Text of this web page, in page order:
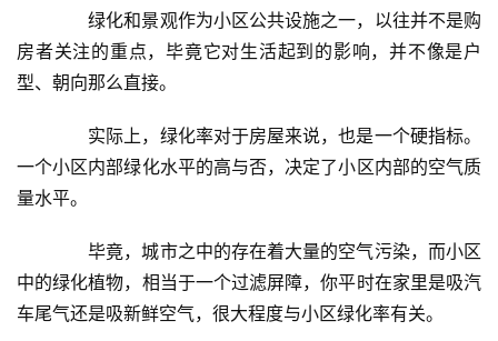
讯
我
们
系
我
们
绿化和景观作为小区公共设施之一，以往并不是购
房者关注的重点，毕竟它对生活起到的影响，并不像是户
型、朝向那么直接。
实际上，绿化率对于房屋来说，也是一个硬指标。
一个小区内部绿化水平的高与否，决定了小区内部的空气质
量水平。
毕竟，城市之中的存在着大量的空气污染，而小区
中的绿化植物，相当于一个过滤屏障，你平时在家里是吸汽
车尾气还是吸新鲜空气，很大程度与小区绿化率有关。